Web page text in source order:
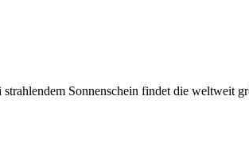
Sonnenschein findet die weltweit